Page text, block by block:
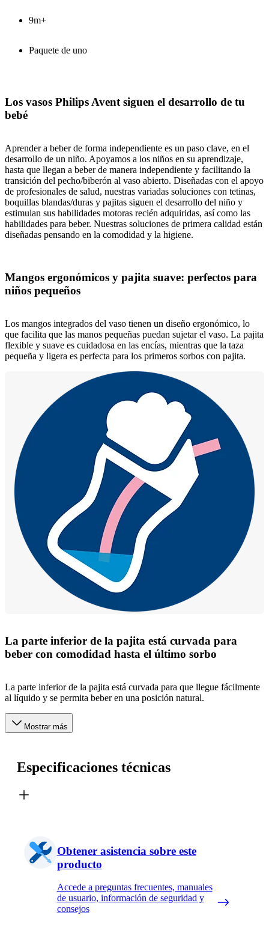
9m+
Paquete de uno
Los vasos Philips Avent siguen el desarrollo de tu
bebé
Aprender a beber de forma independiente es un paso clave, en el
desarrollo de un niño. Apoyamos a los niños en su aprendizaje,
hasta que llegan a beber de manera independiente y facilitando la
transición del pecho/biberón al vaso abierto. Diseñadas con el apoyo
de profesionales de salud, nuestras variadas soluciones con tetinas,
boquillas blandas/duras y pajitas siguen el desarrollo del niño y
estimulan sus habilidades motoras recién adquiridas, así como las
habilidades para beber. Nuestras soluciones de primera calidad están
diseñadas pensando en la comodidad y la higiene.
Mangos ergonómicos y pajita suave: perfectos para
niños pequeños
Los mangos integrados del vaso tienen un diseño ergonómico, lo
que facilita que las manos pequeñas puedan sujetar el vaso. La pajita
flexible y suave es cuidadosa en las encías, mientras que la taza
pequeña y ligera es perfecta para los primeros sorbos con pajita.
La parte inferior de la pajita está curvada para
beber con comodidad hasta el último sorbo
La parte inferior de la pajita está curvada para que llegue fácilmente
al líquido y se permita beber en una posición natural.
Mostrar más
Especificaciones técnicas
Obtener asistencia sobre este
producto
Accede a preguntas frecuentes, manuales
de usuario, información de seguridad y
consejos